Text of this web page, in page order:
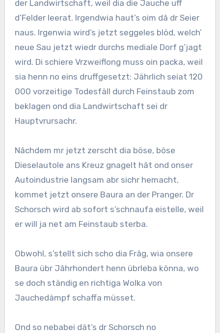
der Landwirtschaft, weil dia die Jauche uff
d’Felder leerat. Irgendwia haut’s oim dâ dr Seier
naus. Irgenwia wird’s jetzt seggeles blöd, welch’
neue Sau jetzt wiedr durchs mediale Dorf g’jagt
wird. Di schiere Vrzweiflong muss oin packa, weil
sia henn no eins druffgesetzt: Jährlich seiat 120
000 vorzeitige Todesfäll durch Feinstaub zom
beklagen ond dia Landwirtschaft sei dr
Hauptvrursachr.
Nâchdem mr jetzt zerscht dia böse, böse
Dieselautole ans Kreuz gnagelt hât ond onser
Autoindustrie langsam abr sichr hemacht,
kommet jetzt onsere Baura an der Pranger. Dr
Schorsch wird ab sofort s’schnaufa eistelle, weil
er will ja net am Feinstaub sterba.
Obwohl, s’stellt sich scho dia Frâg, wia onsere
Baura übr Jâhrhondert henn übrleba könna, wo
se doch ständig en richtiga Wolka von
Jauchedämpf schaffa müsset.
Ond so nebabei dät’s dr Schorsch no